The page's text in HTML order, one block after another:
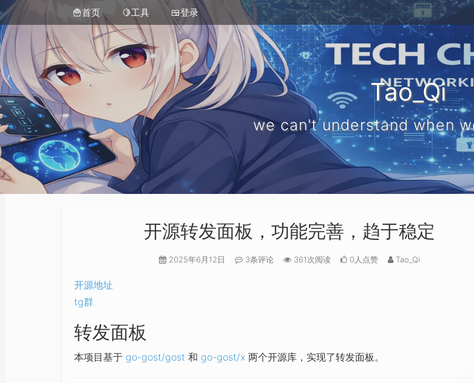
🍟首页 🍋工具 🍱登录
Tao_Qi
we can't understand when
开源转发面板，功能完善，趋于稳定
2025年6月12日 3条评论 361次阅读 0人点赞 Tao_Qi
开源地址
tg群
转发面板
本项目基于 go-gost/gost 和 go-gost/x 两个开源库，实现了转发面板。